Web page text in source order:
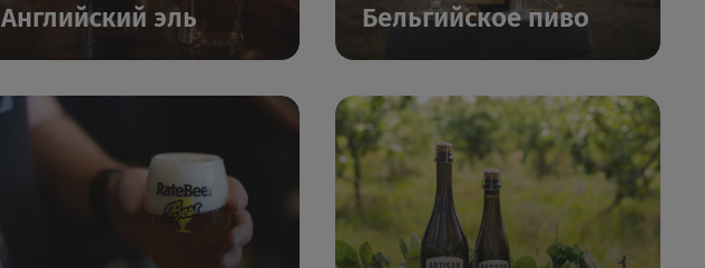
Английский эль Бельгийское пиво